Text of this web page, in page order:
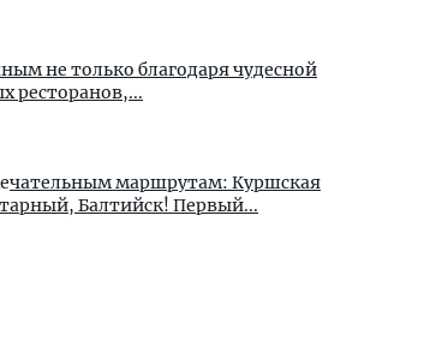
не только благодаря чудесной
ресторанов,...
чательным маршрутам: Куршская
Балтийск! Первый...